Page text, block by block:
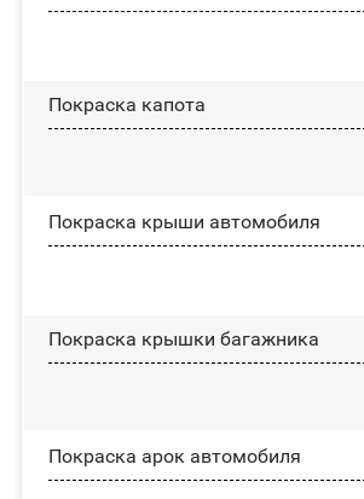
Покраска капота
Покраска крыши автомобиля
Покраска крышки багажника
Покраска арок автомобиля